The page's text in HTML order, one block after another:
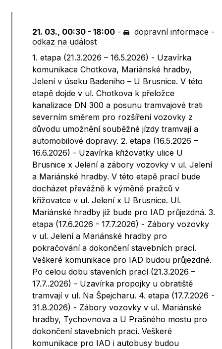
21. 03., 00:30 - 18:00 - dopravní informace -
odkaz na událost
1. etapa (21.3.2026 – 16.5.2026) - Uzavírka
komunikace Chotkova, Mariánské hradby,
Jelení v úseku Badeniho – U Brusnice. V této
etapě dojde v ul. Chotkova k přeložce
kanalizace DN 300 a posunu tramvajové trati
severním směrem pro rozšíření vozovky z
důvodu umožnění souběžné jízdy tramvají a
automobilové dopravy. 2. etapa (16.5.2026 –
16.6.2026) - Uzavírka křižovatky ulice U
Brusnice x Jelení a zábory vozovky v ul. Jelení
a Mariánské hradby. V této etapě prací bude
docházet převážně k výměně pražců v
křižovatce v ul. Jelení x U Brusnice. Ul.
Mariánské hradby již bude pro IAD průjezdná. 3.
etapa (17.6.2026 - 17.7.2026) - Zábory vozovky
v ul. Jelení a Mariánské hradby pro
pokračování a dokončení stavebních prací.
Veškeré komunikace pro IAD budou průjezdné.
Po celou dobu staveních prací (21.3.2026 –
17.7..2026) - Uzavírka propojky u obratiště
tramvají v ul. Na Špejcharu. 4. etapa (17.7.2026 -
31.8.2026) - Zábory vozovky v ul. Mariánské
hradby, Tychovnova a U Prašného mostu pro
dokončení stavebních prací. Veškeré
komunikace pro IAD i autobusy budou